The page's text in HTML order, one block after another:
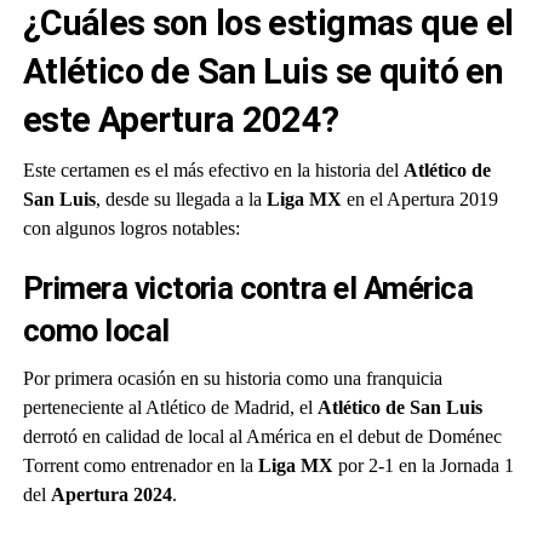
¿Cuáles son los estigmas que el
Atlético de San Luis se quitó en
este Apertura 2024?
Este certamen es el más efectivo en la historia del Atlético de
San Luis, desde su llegada a la Liga MX en el Apertura 2019
con algunos logros notables:
Primera victoria contra el América
como local
Por primera ocasión en su historia como una franquicia
perteneciente al Atlético de Madrid, el Atlético de San Luis
derrotó en calidad de local al América en el debut de Doménec
Torrent como entrenador en la Liga MX por 2-1 en la Jornada 1
del Apertura 2024.